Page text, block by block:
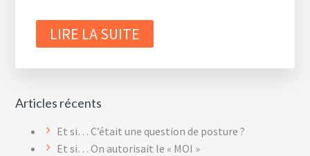
LIRE LA SUITE
Articles récents
Et si… C’était une question de posture ?
Et si… On autorisait le « MOI »